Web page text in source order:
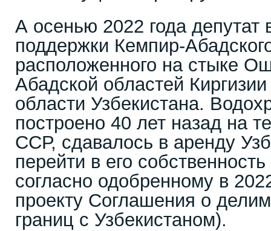
А осенью 2022 года депутат
поддержки Кемпир-
расположенного на стыке
Абадской областей
области Узбекистана.
построено 40 лет назад на
ССР, сдавалось в аренду
перейти в его
согласно одобренному в
проекту Соглашения о
границ с Узбекистаном).